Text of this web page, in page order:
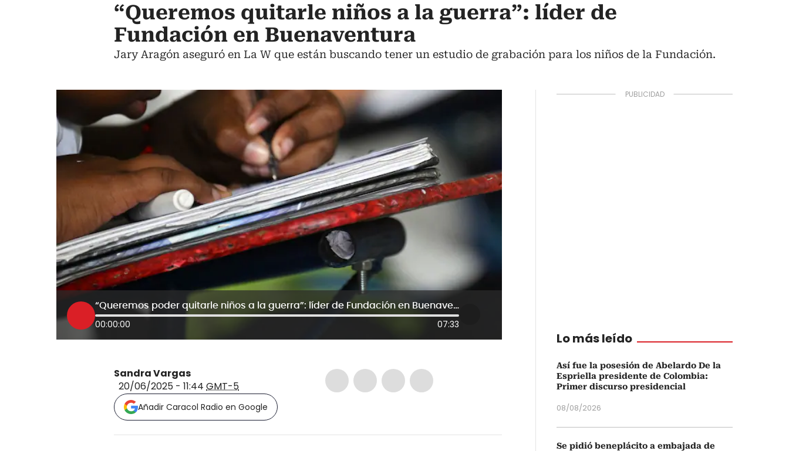
“Queremos quitarle niños a la guerra”: líder de
Fundación en Buenaventura
Jary Aragón aseguró en La W que están buscando tener un estudio de grabación para los niños de la Fundación.
“Queremos poder quitarle niños a la guerra”: líder de Fundación en Buenaventura
00:00:00 07:33
Sandra Vargas
20/06/2025 - 11:44 GMT-5
Añadir Caracol Radio en Google
Lo más leído
Así fue la posesión de Abelardo De la
Espriella presidente de Colombia:
Primer discurso presidencial
08/08/2026
Se pidió beneplácito a embajada de